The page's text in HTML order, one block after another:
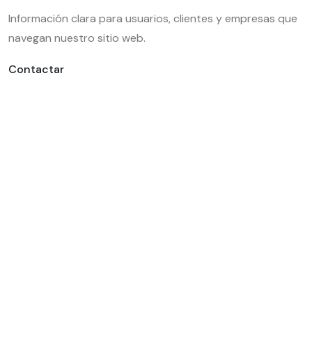
Información clara para usuarios, clientes y empresas que
navegan nuestro sitio web.
Contactar